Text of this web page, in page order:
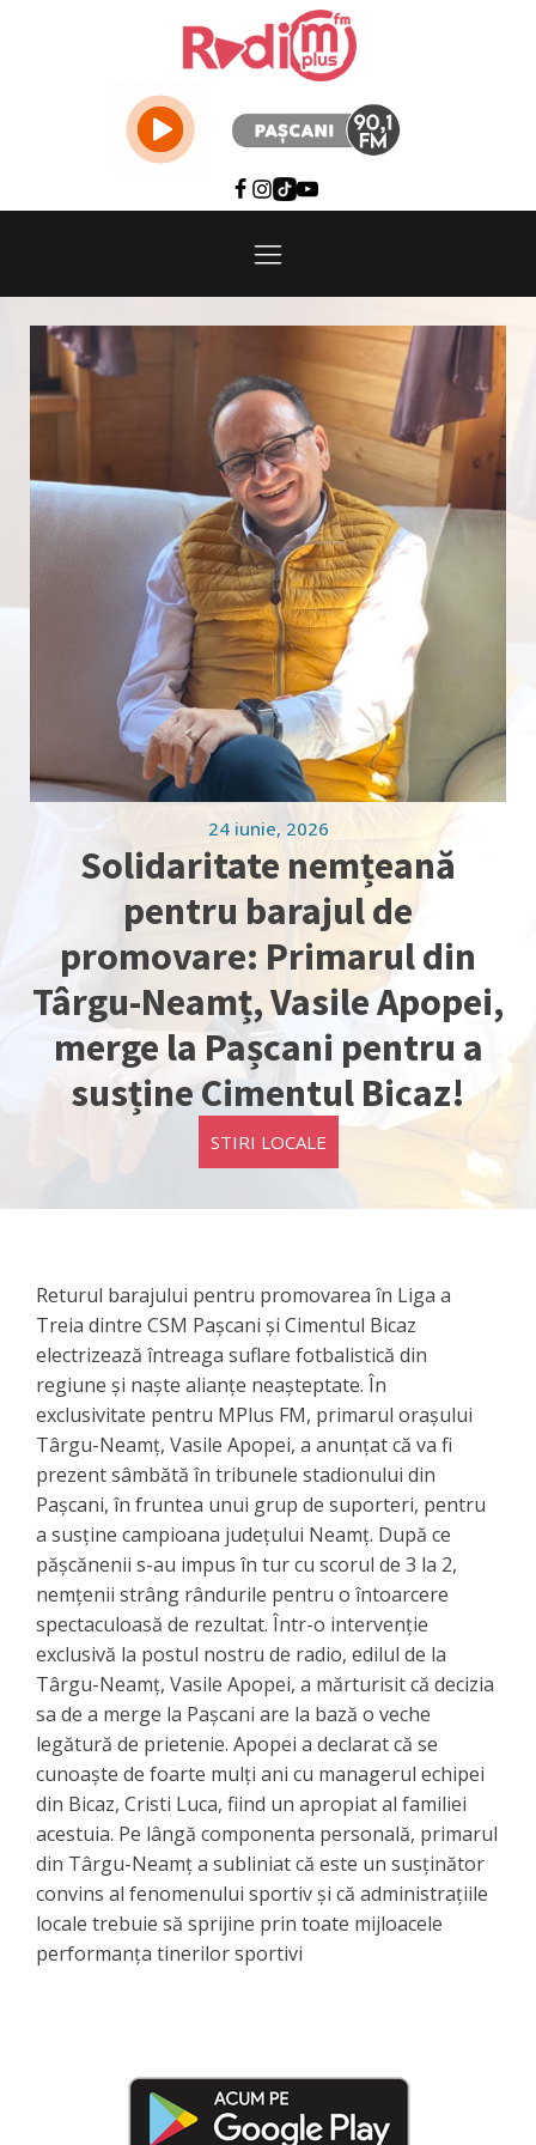
24 iunie, 2026
Solidaritate nemțeană
pentru barajul de
promovare: Primarul din
Târgu-Neamț, Vasile Apopei,
merge la Pașcani pentru a
susține Cimentul Bicaz!
STIRI LOCALE
Returul barajului pentru promovarea în Liga a
Treia dintre CSM Pașcani și Cimentul Bicaz
electrizează întreaga suflare fotbalistică din
regiune și naște alianțe neașteptate. În
exclusivitate pentru MPlus FM, primarul orașului
Târgu-Neamț, Vasile Apopei, a anunțat că va fi
prezent sâmbătă în tribunele stadionului din
Pașcani, în fruntea unui grup de suporteri, pentru
a susține campioana județului Neamț. După ce
pășcănenii s-au impus în tur cu scorul de 3 la 2,
nemțenii strâng rândurile pentru o întoarcere
spectaculoasă de rezultat. Într-o intervenție
exclusivă la postul nostru de radio, edilul de la
Târgu-Neamț, Vasile Apopei, a mărturisit că decizia
sa de a merge la Pașcani are la bază o veche
legătură de prietenie. Apopei a declarat că se
cunoaște de foarte mulți ani cu managerul echipei
din Bicaz, Cristi Luca, fiind un apropiat al familiei
acestuia. Pe lângă componenta personală, primarul
din Târgu-Neamț a subliniat că este un susținător
convins al fenomenului sportiv și că administrațiile
locale trebuie să sprijine prin toate mijloacele
performanța tinerilor sportivi